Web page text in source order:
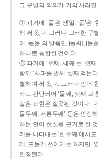
그 구별의 의의가 거의 사라
① 과거에 ‘돌’은 생일, ‘돐’은
해 써 왔다. 그러나 그러한 구
이, 돐을’의 발음인 [돌씨], [돌
하나로 통합한 것이다.
② 과거에 ‘두째, 세째’는 ‘첫째
함께 ‘사과를 벌써 셋째 먹는
별하여 써 왔다. 그러나 언어
라고 판단되어 ‘둘째, 셋째’로
같은 표현은 잘못된 것이다.
물두째, 서른두째’ 등은 인정
하는 언어 현실을 근거로 한
례를 나타내는 ‘한두째’에서
데, 드물게 쓰이기는 하지만 ‘
인정된다.